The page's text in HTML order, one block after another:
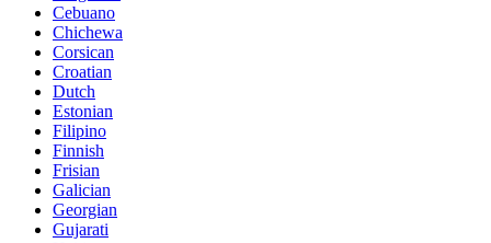
Cebuano
Chichewa
Corsican
Croatian
Dutch
Estonian
Filipino
Finnish
Frisian
Galician
Georgian
Gujarati